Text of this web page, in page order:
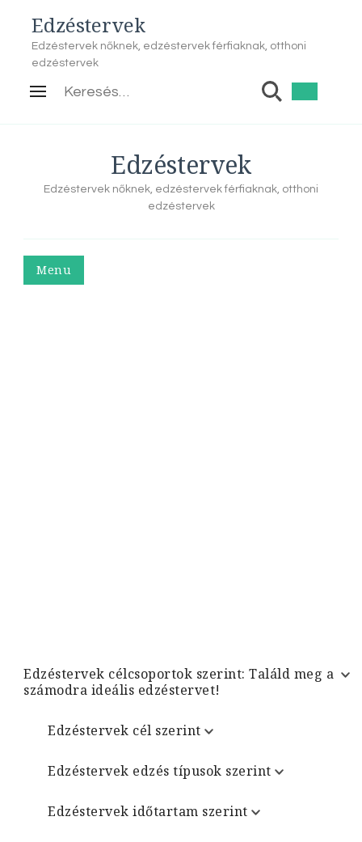
Edzéstervek
Edzéstervek nőknek, edzéstervek férfiaknak, otthoni
edzéstervek
Keresés:
Edzéstervek
Edzéstervek nőknek, edzéstervek férfiaknak, otthoni
edzéstervek
Menu
Edzéstervek célcsoportok szerint: Találd meg a
számodra ideális edzéstervet!
Edzéstervek cél szerint
Edzéstervek edzés típusok szerint
Edzéstervek időtartam szerint